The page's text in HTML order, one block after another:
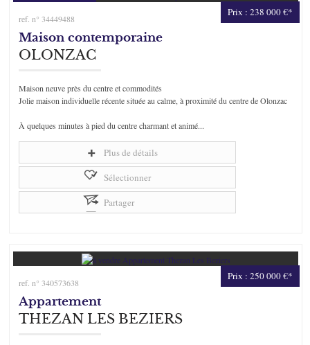
Prix : 238 000 €*
ref. n° 34449488
Maison contemporaine
OLONZAC
Maison neuve près du centre et commodités
Jolie maison individuelle récente située au calme, à proximité du centre de Olonzac
À quelques minutes à pied du centre charmant et animé...
Plus de détails
Sélectionner
Partager
Prix : 250 000 €*
ref. n° 340573638
Appartement
THEZAN LES BEZIERS